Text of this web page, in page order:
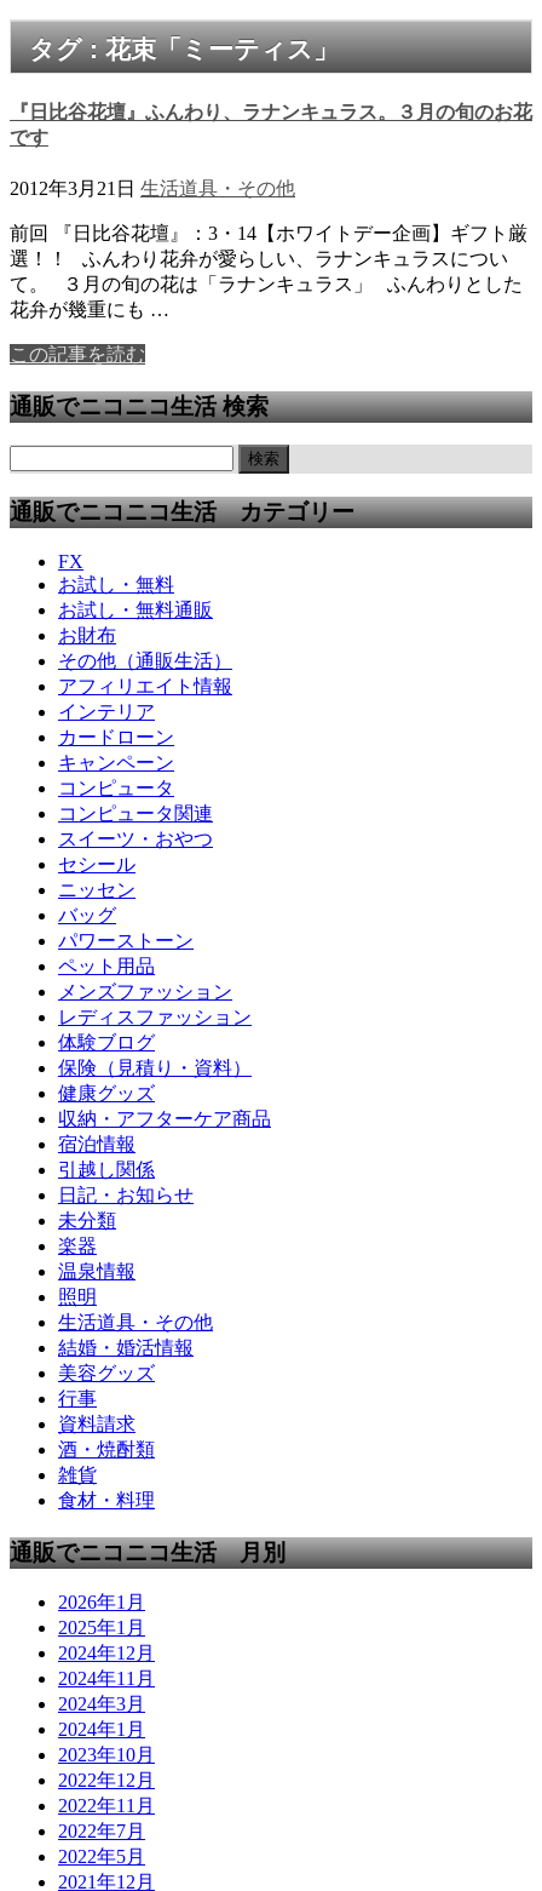
タグ : 花束「ミーティス」
『日比谷花壇』ふんわり、ラナンキュラス。３月の旬のお花
です
2012年3月21日 生活道具・その他
前回 『日比谷花壇』：3・14【ホワイトデー企画】ギフト厳
選！！ ふんわり花弁が愛らしい、ラナンキュラスについ
て。 ３月の旬の花は「ラナンキュラス」 ふんわりとした
花弁が幾重にも …
この記事を読む
通販でニコニコ生活 検索
通販でニコニコ生活 カテゴリー
FX
お試し・無料
お試し・無料通販
お財布
その他（通販生活）
アフィリエイト情報
インテリア
カードローン
キャンペーン
コンピュータ
コンピュータ関連
スイーツ・おやつ
セシール
ニッセン
バッグ
パワーストーン
ペット用品
メンズファッション
レディスファッション
体験ブログ
保険（見積り・資料）
健康グッズ
収納・アフターケア商品
宿泊情報
引越し関係
日記・お知らせ
未分類
楽器
温泉情報
照明
生活道具・その他
結婚・婚活情報
美容グッズ
行事
資料請求
酒・焼酎類
雑貨
食材・料理
通販でニコニコ生活 月別
2026年1月
2025年1月
2024年12月
2024年11月
2024年3月
2024年1月
2023年10月
2022年12月
2022年11月
2022年7月
2022年5月
2021年12月